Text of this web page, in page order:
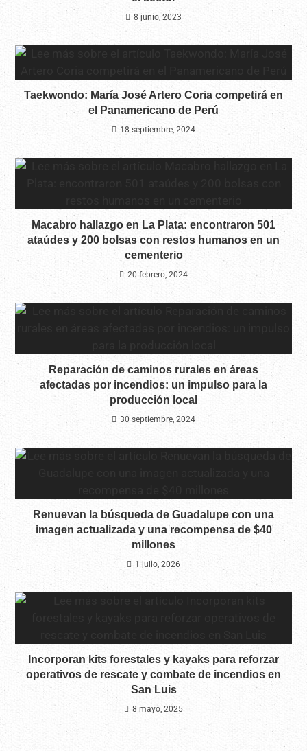
8 junio, 2023
Taekwondo: María José Artero Coria competirá en
el Panamericano de Perú
18 septiembre, 2024
Macabro hallazgo en La Plata: encontraron 501
ataúdes y 200 bolsas con restos humanos en un
cementerio
20 febrero, 2024
Reparación de caminos rurales en áreas
afectadas por incendios: un impulso para la
producción local
30 septiembre, 2024
Renuevan la búsqueda de Guadalupe con una
imagen actualizada y una recompensa de $40
millones
1 julio, 2026
Incorporan kits forestales y kayaks para reforzar
operativos de rescate y combate de incendios en
San Luis
8 mayo, 2025